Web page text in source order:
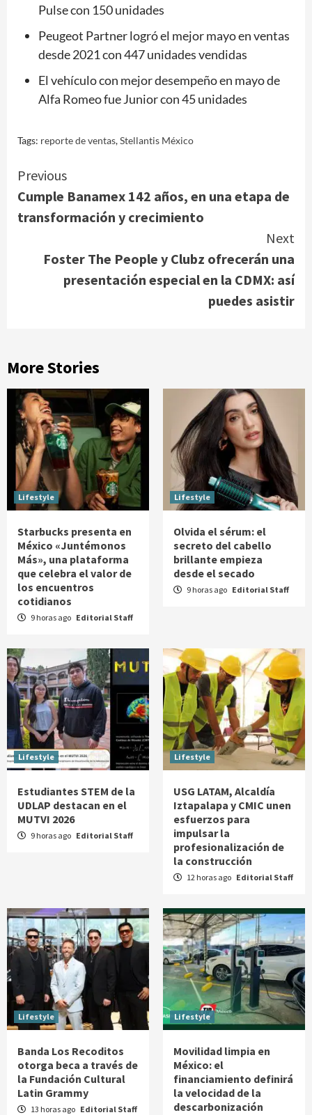
Pulse con 150 unidades
Peugeot Partner logró el mejor mayo en ventas
desde 2021 con 447 unidades vendidas
El vehículo con mejor desempeño en mayo de
Alfa Romeo fue Junior con 45 unidades
Tags: reporte de ventas,Stellantis México
Continue
Reading
Previous
Cumple Banamex 142 años, en una etapa de
transformación y crecimiento
Next
Foster The People y Clubz ofrecerán una
presentación especial en la CDMX: así
puedes asistir
More Stories
Lifestyle
Starbucks presenta en
México «Juntémonos
Más», una plataforma
que celebra el valor de
los encuentros
cotidianos
9 horas ago Editorial Staff
Lifestyle
Olvida el sérum: el
secreto del cabello
brillante empieza
desde el secado
9 horas ago Editorial Staff
Lifestyle
Estudiantes STEM de la
UDLAP destacan en el
MUTVI 2026
9 horas ago Editorial Staff
Lifestyle
USG LATAM, Alcaldía
Iztapalapa y CMIC unen
esfuerzos para
impulsar la
profesionalización de
la construcción
12 horas ago Editorial Staff
Lifestyle
Banda Los Recoditos
otorga beca a través de
la Fundación Cultural
Latin Grammy
13 horas ago Editorial Staff
Lifestyle
Movilidad limpia en
México: el
financiamiento definirá
la velocidad de la
descarbonización